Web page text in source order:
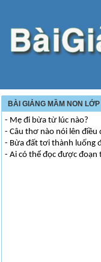
BÀI GIẢNG MẦM NON
- Mẹ đi bừa từ lúc nào?
- Câu thơ nào nói lên điều
- Bừa đất tơi thành luống
- Ai có thể đọc được đoạn